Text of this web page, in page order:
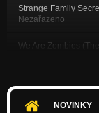
Strange Family
Nezařazeno
We Are Zombies
NOVINKY